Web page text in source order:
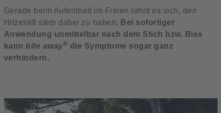
Gerade beim Aufenthalt im Freien lohnt es sich, den
Hitzestift stets dabei zu haben: Bei sofortiger
Anwendung unmittelbar nach dem Stich bzw. Biss
kann bite away® die Symptome sogar ganz
verhindern.